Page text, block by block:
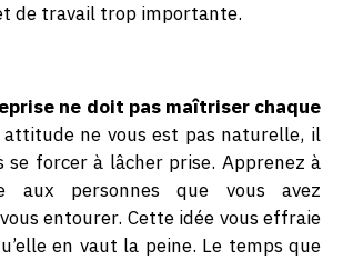
de travail trop importante.
ne doit pas maîtriser chaque
attitude ne vous est pas naturelle, il
se forcer à lâcher prise. Apprenez à
aux personnes que vous avez
entourer. Cette idée vous effraie
en vaut la peine. Le temps que